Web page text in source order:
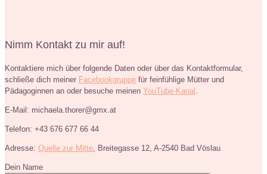
Nimm Kontakt zu mir auf!
Kontaktiere mich über folgende Daten oder über das Kontaktformular,
schließe dich meiner Facebookgruppe für feinfühlige Mütter und
Pädagoginnen an oder besuche meinen YouTube-Kanal
E-Mail: michaela.thorer@gmx.at
Telefon: +43 676 677 66 44
Adresse: Quelle zur Mitte , Breitegasse 12, A-2540 Bad Vöslau
Dein Name